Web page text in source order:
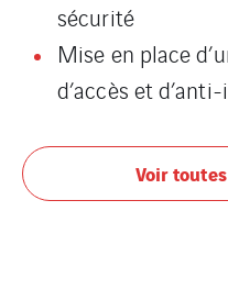
sécurité
Mise en place
d’accès et
Voir